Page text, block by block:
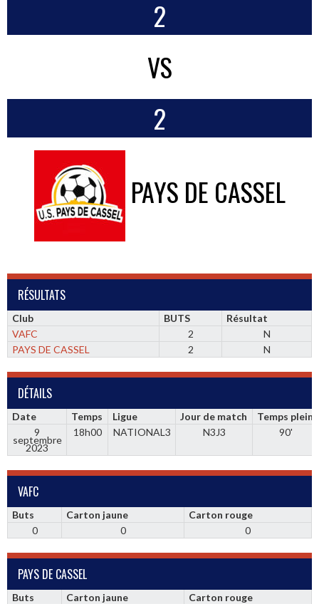
2
VS
2
PAYS DE CASSEL
RÉSULTATS
Club BUTS
Résultat
VAFC
2
N
PAYS DE CASSEL
2 N
DÉTAILS
Date Temps Ligue Jour de match
Temps plein
9
septembre
2023
18h00 NATIONAL3 N3J3 90'
VAFC
Buts Carton jaune
Carton rouge
0
0 0
PAYS DE CASSEL
Buts Carton jaune
Carton rouge